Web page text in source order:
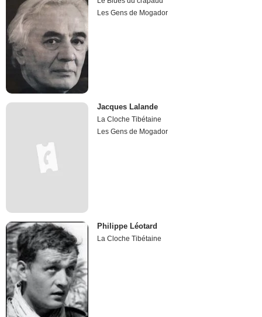
Les Gens de Mogador
Jacques Lalande
La Cloche Tibétaine
Les Gens de Mogador
Philippe Léotard
La Cloche Tibétaine